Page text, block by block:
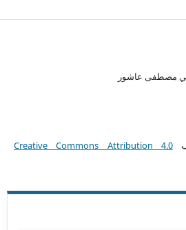
Creative Commons Attribution 4.0